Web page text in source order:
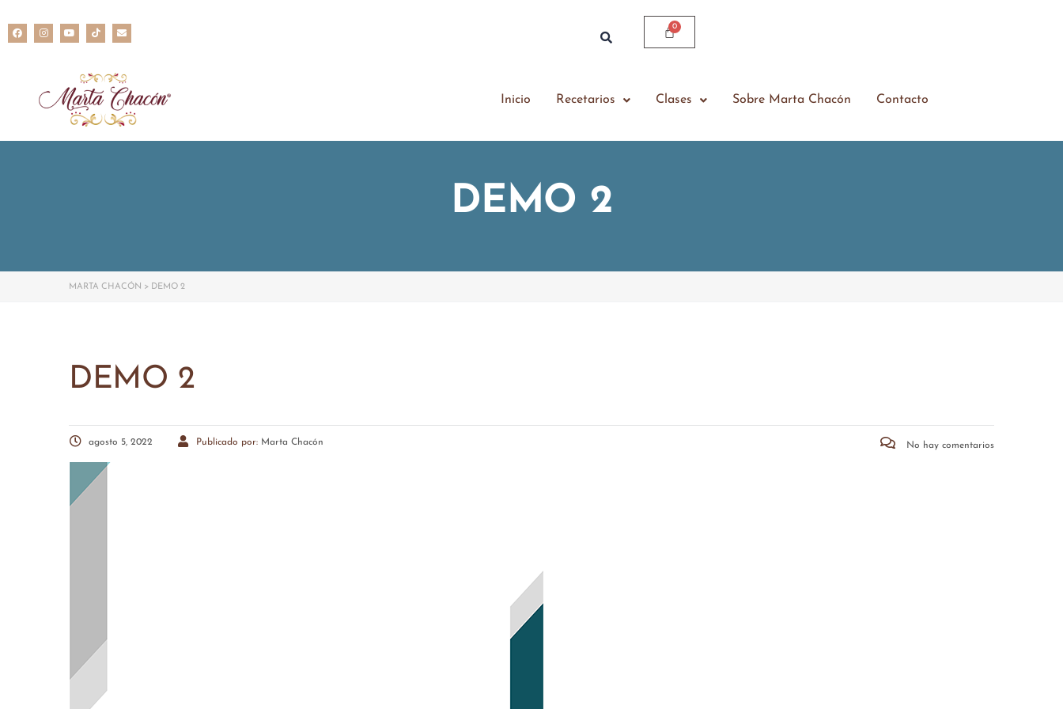
Inicio Recetarios Clases Sobre Marta Chacón Contacto
DEMO 2
MARTA CHACÓN > DEMO 2
DEMO 2
agosto 5, 2022 Publicado por: Marta Chacón No hay comentarios